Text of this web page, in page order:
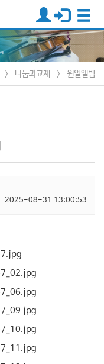
> 나눔과교제 > 원일앨범
2025-08-31 13:00:53